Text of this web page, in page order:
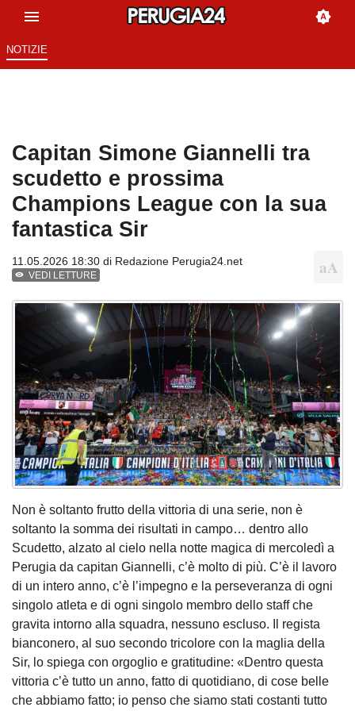
NOTIZIE
Capitan Simone Giannelli tra
scudetto e prossima
Champions League con la sua
fantastica Sir
11.05.2026 18:30 di Redazione Perugia24.net
VEDI LETTURE
Non è soltanto frutto della vittoria di una serie, non è
soltanto la somma dei risultati in campo… dentro allo
Scudetto, alzato al cielo nella notte magica di mercoledì a
Perugia da capitan Giannelli, c’è molto di più. C’è il lavoro
di un intero anno, c’è l’impegno e la perseveranza di ogni
singolo atleta e di ogni singolo membro dello staff che
gravita intorno alla squadra, nessuno escluso. Il regista
bianconero, al suo secondo tricolore con la maglia della
Sir, lo spiega con orgoglio e gratitudine: «Dentro questa
vittoria c’è tutto un anno, fatto di quotidiano, di cose belle
che abbiamo fatto; io penso che siamo stati costanti tutto